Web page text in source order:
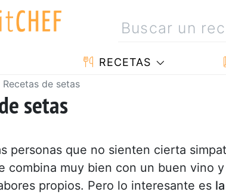
RECETAS
Recetas de setas
setas
personas que no sienten cierta
combina muy bien con un buen vino
propios. Pero lo interesante es